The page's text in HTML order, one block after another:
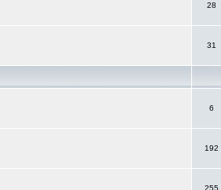
28
31
6
192
255